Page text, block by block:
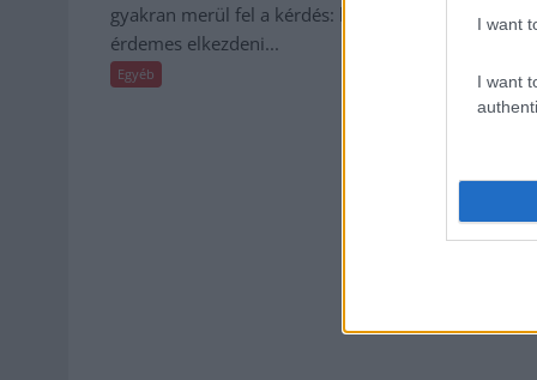
I want
I want
gyakran merül fel a kérdés: hol
érdemes elkezdeni...
Egyéb
szüksége